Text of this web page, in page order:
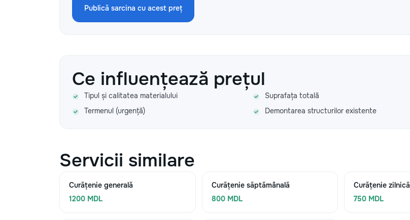
Publică sarcina cu acest preț
Ce influențează prețul
Tipul și calitatea materialului Suprafața totală
Termenul (urgență)
Demontarea structurilor existente
Servicii similare
Curățenie generală
1200 MDL
Curățenie săptămânală
800 MDL
Curățenie zilnică
750 MDL